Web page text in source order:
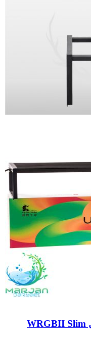
نور ال ای دی چهیروس اسلیم مدل WRGBII Slim